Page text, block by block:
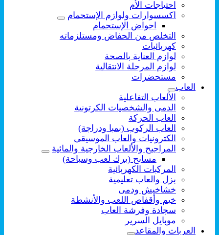
احتياجات الأم
اكسسوارات ولوازم الإستحمام
احواض الإستحمام
التخلص من الحفاض ومستلزماته
كهربائيات
لوازم العناية بالصحة
لوازم المرحلة الانتقالية
مستحضرات
العاب
الألعاب التفاعلية
الدمى والشخصيات الكرتونية
العاب الحركة
العاب الركوب (بمبا ودراجة)
الكترونيات والعاب الموسيقى
المراجيح والألعاب الخارجية والمائية
مسابح (برك لعب وسباحة)
المركبات الكهربائية
بزل والعاب تعليمية
خشاخيش ودمى
خيم وأقفاص اللعب والأنشطة
سجادة وفرشة العاب
موبايل السرير
العربات والمقاعد